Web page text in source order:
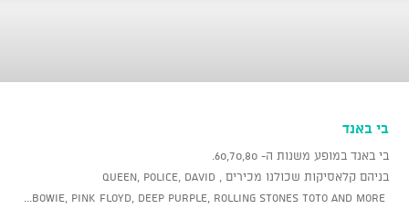
בי באנד
בי באנד במופע משנות ה- 60,70,80.
בניהם קלאסיקות שכולנו מכירים , queen, police, David
bowie, pink Floyd, deep purple, rolling stones toto and more...